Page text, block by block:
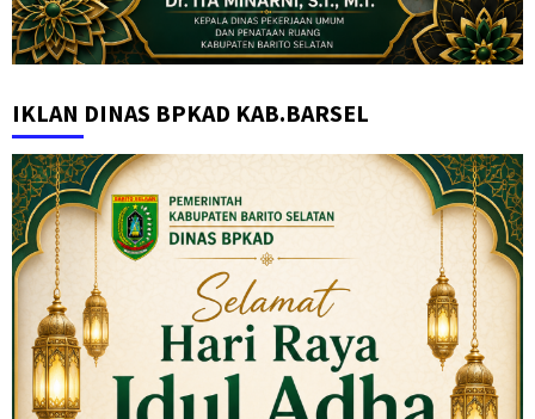
IKLAN DINAS BPKAD KAB.BARSEL